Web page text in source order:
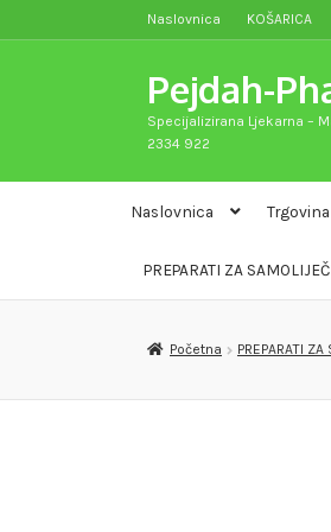
Preskoči
navigaciju
Skoči
sadržaja
Naslovnica KOŠARICA
Pejdah-
Specijalizirana Ljekarna –
2334 922
Naslovnica Trgovina
PREPARATI ZA
Početna PREPARATI